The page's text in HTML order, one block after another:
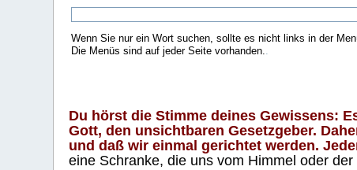
Wenn Sie nur ein Wort suchen, sollte es nicht links in der
Die Menüs sind auf jeder Seite vorhanden..
Du hörst die Stimme deines Gewissens:
Gott, den unsichtbaren Gesetzgeber.
und daß wir einmal gerichtet werden.
eine Schranke, die uns vom Himmel oder